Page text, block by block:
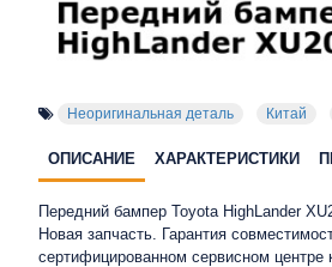
Неоригинальная деталь Китай
ОПИСАНИЕ ХАРАКТЕРИСТИКИ
Передний бампер Toyota HighLander
Новая запчасть. Гарантия
сертифицированном сервисном центре